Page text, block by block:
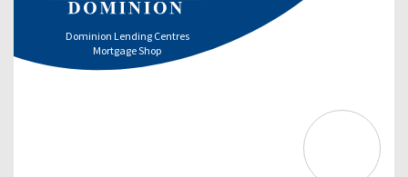
Dominion Lending Centres
Mortgage Shop